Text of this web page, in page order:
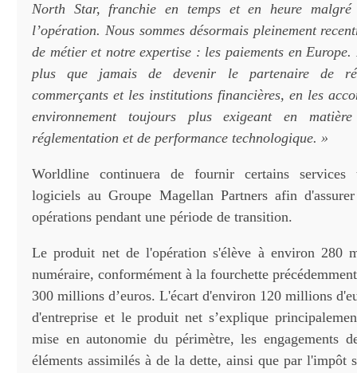
North Star, franchie en temps et en heure
l’opération. Nous sommes désormais pleinement
de métier et notre expertise : les paiements en
plus que jamais de devenir le partenaire de
commerçants et les institutions financières, en les
environnement toujours plus exigeant en
réglementation et de performance technologique. »
Worldline continuera de fournir certains services
logiciels au Groupe Magellan Partners afin
opérations pendant une période de transition.
Le produit net de l'opération s'élève à environ 280
numéraire, conformément à la fourchette
300 millions d’euros. L'écart d'environ 120 millions
d'entreprise et le produit net s’explique
mise en autonomie du périmètre, les engagements
éléments assimilés à de la dette, ainsi que par l'impôt